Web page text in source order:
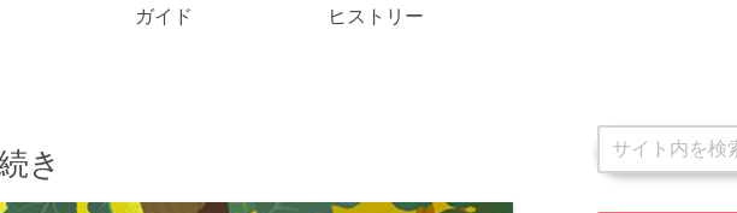
ガイド ヒストリー
き